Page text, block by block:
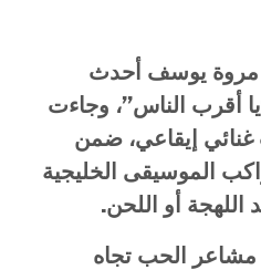
مروة يوسف أحدث
“يا أقرب الناس”، وجاءت
غنائي إيقاعي، ضمن
الموسيقى الخليجية
اللهجة أو اللحن.
مشاعر الحب تجاه